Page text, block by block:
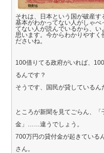
それは、日本という国が破産
基本がわかってない人がしゃ
てない人が読んでいるから、い
思います。今からわかりやすく
ださいね。
100借りてる政府がいれば、
るんです？
そうです、国民が貸しているん
ところが新聞を見てごらん、
金」……違うでしょう。
700万円の貸付金が起きている
さん。